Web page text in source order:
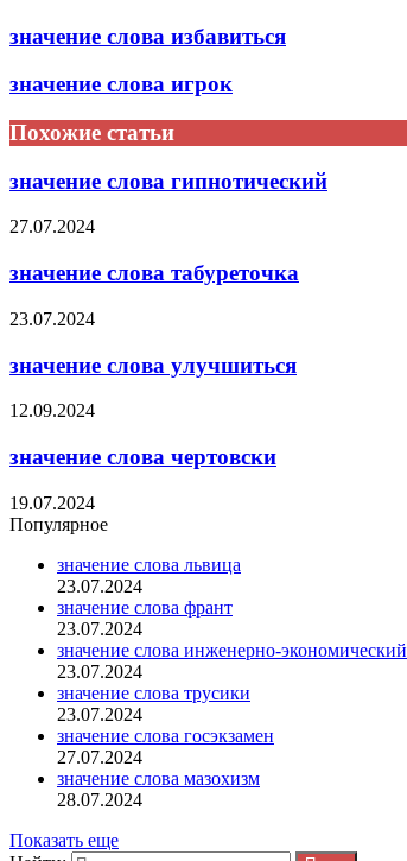
значение слова избавиться
значение слова игрок
Похожие статьи
значение слова гипнотический
27.07.2024
значение слова табуреточка
23.07.2024
значение слова улучшиться
12.09.2024
значение слова чертовски
19.07.2024
Популярное
значение слова львица
23.07.2024
значение слова франт
23.07.2024
значение слова инженерно-экономический
23.07.2024
значение слова трусики
23.07.2024
значение слова госэкзамен
27.07.2024
значение слова мазохизм
28.07.2024
Показать еще